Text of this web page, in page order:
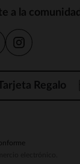
a la comunidad
Regalo